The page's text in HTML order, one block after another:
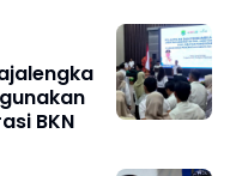
BKN